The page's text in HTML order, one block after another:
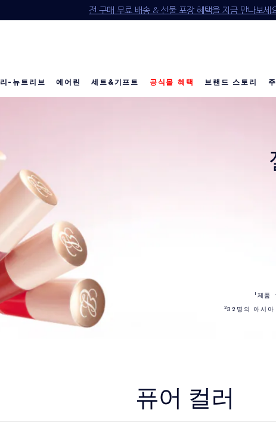
신규 회원 첫 구매 15% OFF (할인 코드:
NEW 퓨어 컬러 젤리 글로우 오일을 만나보세요.
NEW 더블웨어 스킨 핏 쿠션을 만나보세요.
전 구매 무료 배송 & 선물 포장 혜택을 지금 만나보세
10만원 이상 구매 시 3종 기프트 세트 증정
20만원 이상 구매 시 4종 기프트 세트 증정
30만원 이상 구매 시 5종 기프트 세트 증정 (118,250원 상당 4종 기프트 세트 &
리-뉴트리브 에어린 세트&기프트 공식몰 혜택 브랜드 스토리
¹제품
²32명의 아시
퓨어 컬러